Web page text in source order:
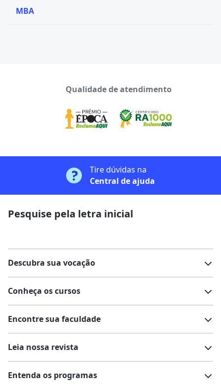
MBA
Qualidade de atendimento
Tire dúvidas na
Central de ajuda
Pesquise pela letra inicial
Descubra sua vocação
Conheça os cursos
Cursos técnicos
Encontre sua faculdade
Comunidade Quero
Leia nossa revista
Entenda os programas